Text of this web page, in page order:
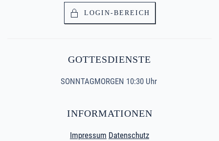
LOGIN-BEREICH
GOTTESDIENSTE
SONNTAGMORGEN 10:30 Uhr
INFORMATIONEN
Impressum Datenschutz